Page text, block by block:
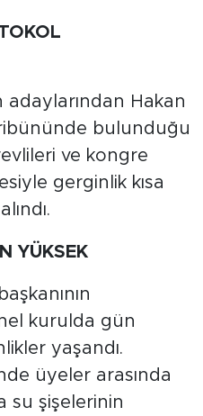
adaylarından Hakan
bulunduğu
ve kongre
gerginlik kısa
YÜKSEK
kurulda gün
yaşandı.
üyeler arasında
su şişelerinin